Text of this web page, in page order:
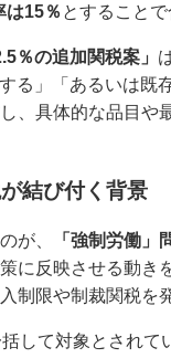
は15％ とすることで
％の追加関税案」
る」「あるいは既
、具体的な品目や
結び付く背景
が、 「強制労働」
に反映させる動
制限や制裁関税を
して対象とされ